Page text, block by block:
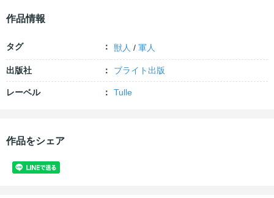
作品情報
タグ 獣人 /軍人
出版社 ブライト出版
レーベル Tulle
作品をシェア